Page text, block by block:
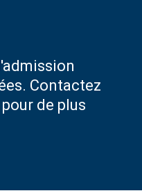
Contactez
de plus